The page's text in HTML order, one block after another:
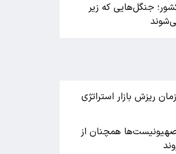
جنگل‌هایی که زیر
ریزش بازار استراتژی
همچنان از